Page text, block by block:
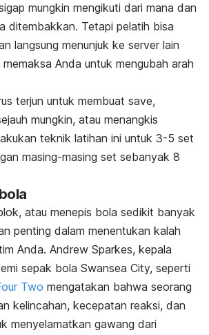
mungkin mengikuti dari mana dan
ditembakkan. Tetapi pelatih bisa
langsung menunjuk ke server lain
Anda untuk mengubah arah
terjun untuk membuat save,
mungkin, atau menangkis
teknik latihan ini untuk 3-5 set
masing-masing set sebanyak 8
atau menepis bola sedikit banyak
penting dalam menentukan kalah
Anda. Andrew Sparkes, kepala
sepak bola Swansea City, seperti
Two mengatakan bahwa seorang
kelincahan, kecepatan reaksi, dan
menyelamatkan gawang dari